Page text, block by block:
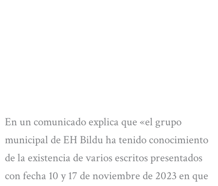
En un comunicado explica que «el grupo
municipal de EH Bildu ha tenido conocimiento
de la existencia de varios escritos presentados
con fecha 10 y 17 de noviembre de 2023 en que